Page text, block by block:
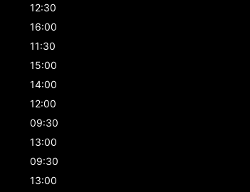
12:30
16:00
11:30
15:00
14:00
12:00
09:30
13:00
09:30
13:00